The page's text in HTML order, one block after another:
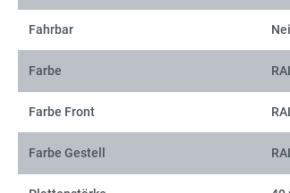
Fahrbar
Farbe
Farbe Front
Farbe Gestell